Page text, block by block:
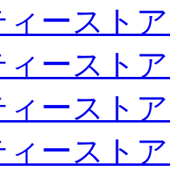
ースト
ースト
ースト
ースト